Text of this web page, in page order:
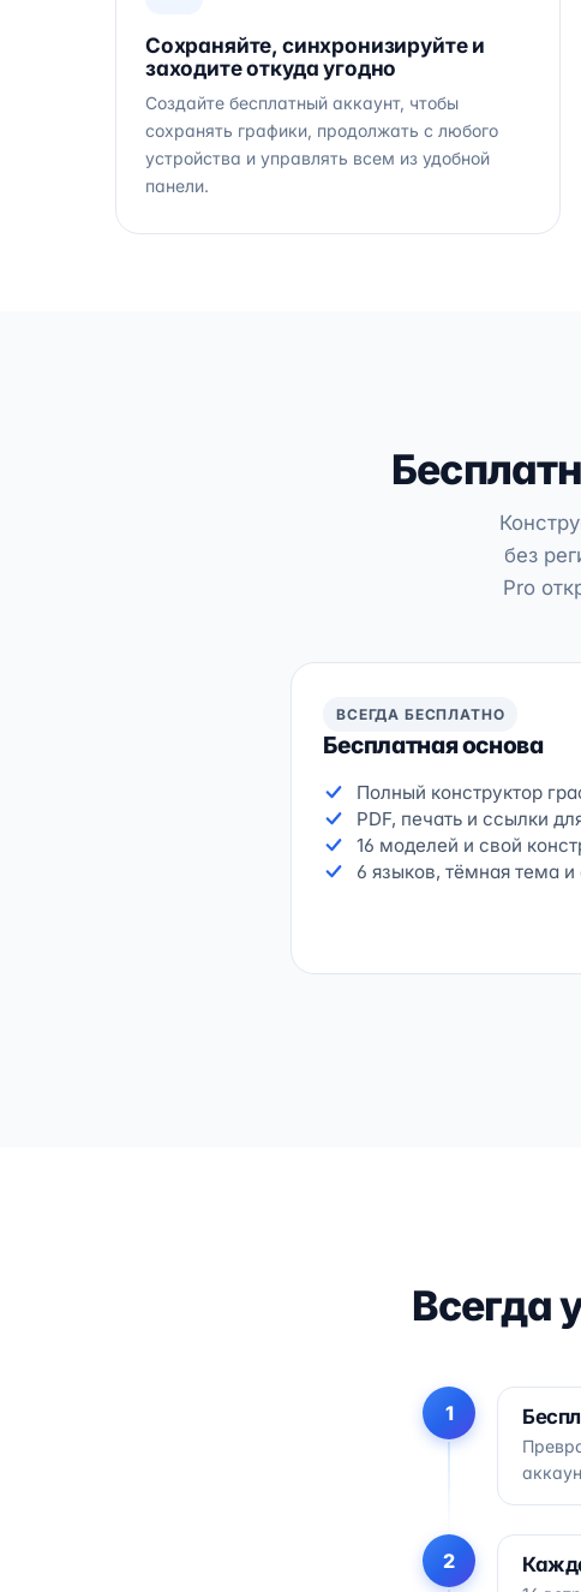
Сохраняйте, синхронизируйте и
заходите откуда угодно
Создайте бесплатный аккаунт, чтобы
сохранять графики, продолжать с любого
устройства и управлять всем из удобной
панели.
без
Pro
ВСЕГДА БЕСПЛАТНО
Бесплатная основа
Полный конструктор
PDF, печать и ссылки
16 моделей и свой
6 языков, тёмная тема
Всегда
1
2